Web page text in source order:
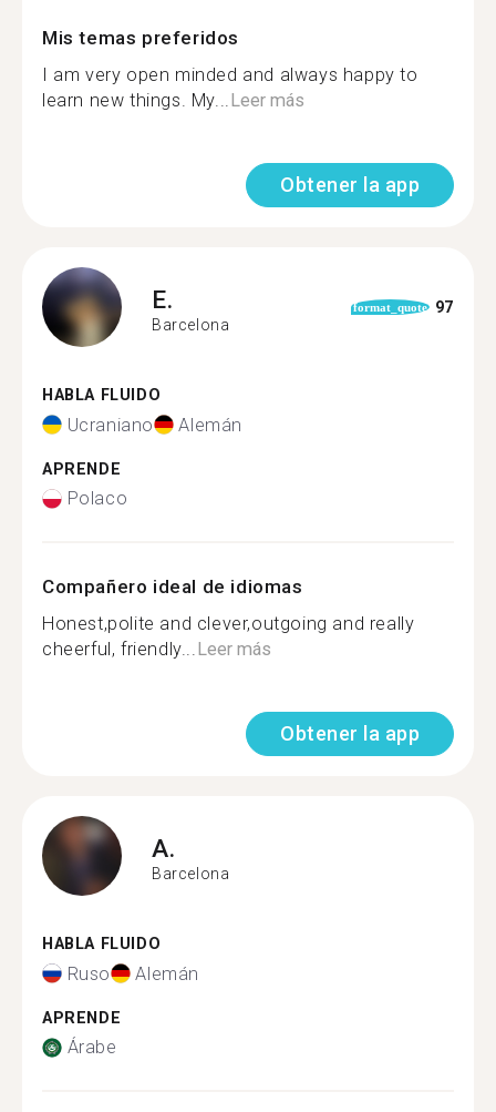
Mis temas preferidos
I am very open minded and always happy to
learn new things. My...Leer más
Obtener la app
E.
Barcelona
format_quote 97
HABLA FLUIDO
Ucraniano Alemán
APRENDE
Polaco
Compañero ideal de idiomas
Honest,polite and clever,outgoing and really
cheerful, friendly...Leer más
Obtener la app
A.
Barcelona
HABLA FLUIDO
Ruso Alemán
APRENDE
Árabe